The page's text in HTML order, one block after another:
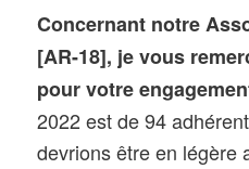
Concernant notre
[AR-18], je vous
pour votre
2022 est de 94
devrions être en légère